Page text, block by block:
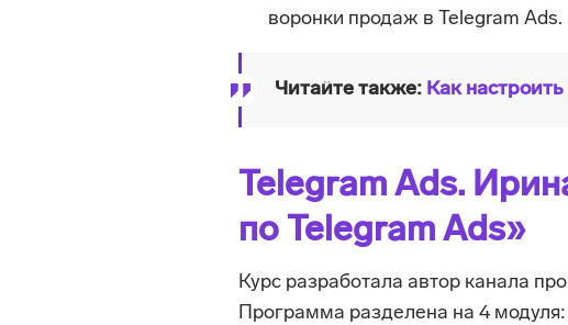
воронки продаж в Telegram Ads.
Читайте также: Как
Telegram Ads.
по Telegram Ads»
Курс разработала автор канала
Программа разделена на 4